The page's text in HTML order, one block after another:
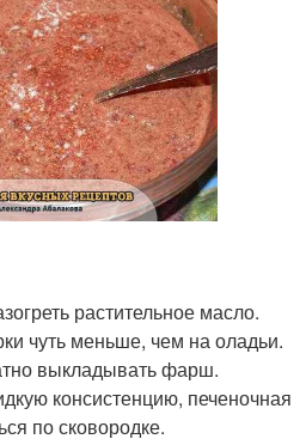
растительное масло.
чуть меньше, чем на оладьи.
выкладывать фарш.
консистенцию, печеночная
по сковородке.